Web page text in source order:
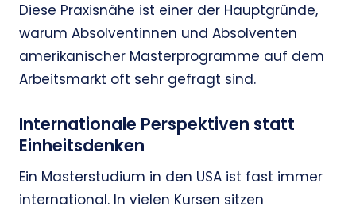
Diese Praxisnähe ist einer der Hauptgründe,
warum Absolventinnen und Absolventen
amerikanischer Masterprogramme auf dem
Arbeitsmarkt oft sehr gefragt sind.
Internationale Perspektiven statt
Einheitsdenken
Ein Masterstudium in den USA ist fast immer
international. In vielen Kursen sitzen